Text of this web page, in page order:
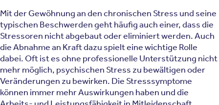
Mit der Gewöhnung an den chronischen Stress und seine
typischen Beschwerden geht häufig auch einer, dass die
Stressoren nicht abgebaut oder eliminiert werden. Auch
die Abnahme an Kraft dazu spielt eine wichtige Rolle
dabei. Oft ist es ohne professionelle Unterstützung nicht
mehr möglich, psychischen Stress zu bewältigen oder
Veränderungen zu bewirken. Die Stresssymptome
können immer mehr Auswirkungen haben und die